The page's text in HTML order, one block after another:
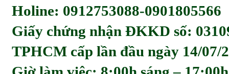
Holine: 0912753088-0901805566
Giấy chứng nhận ĐKKD số:
TPHCM cấp lần đầu ngày 14/07/